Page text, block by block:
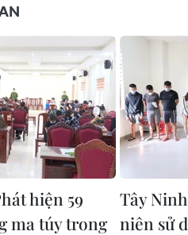
hiện 59
ma túy trong
Tây
niên sử